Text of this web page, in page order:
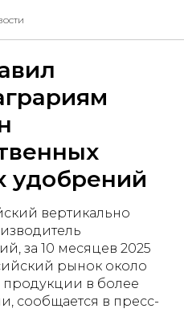
удобрений
вертикально
за 10 месяцев 2025
рынок около
в более
сообщается в пресс-